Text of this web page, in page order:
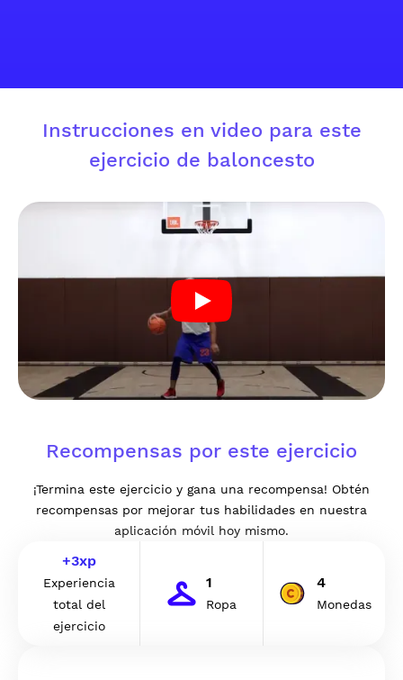
Instrucciones en video para este
ejercicio de baloncesto
Recompensas por este ejercicio
¡Termina este ejercicio y gana una recompensa! Obtén
recompensas por mejorar tus habilidades en nuestra
aplicación móvil hoy mismo.
+3xp
Experiencia
total del
ejercicio
1
Ropa
4
Monedas